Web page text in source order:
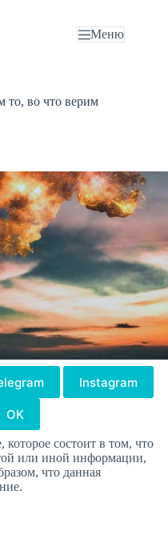
Меню
во что верим
Instagram
OK
состоит в том, что
или иной информации,
что данная